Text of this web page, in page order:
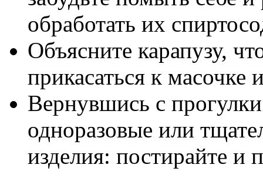
обработать их
Объясните карапузу,
прикасаться к масочке
Вернувшись с
одноразовые или
изделия: постирайте и